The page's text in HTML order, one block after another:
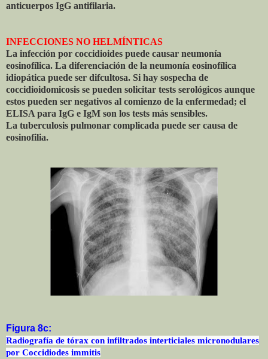
anticuerpos IgG antifilaria.
INFECCIONES NO HELMÍNTICAS
La infección por coccidioides puede causar neumonía
eosinofílica. La diferenciación de la neumonía eosinofílica
idiopática puede ser difcultosa. Si hay sospecha de
coccidioidomicosis se pueden solicitar tests serológicos aunque
estos pueden ser negativos al comienzo de la enfermedad; el
ELISA para IgG e IgM son los tests más sensibles.
La tuberculosis pulmonar complicada puede ser causa de
eosinofilia.
Figura 8c:
Radiografía de tórax con infiltrados interticiales micronodulares
por Coccidiodes immitis